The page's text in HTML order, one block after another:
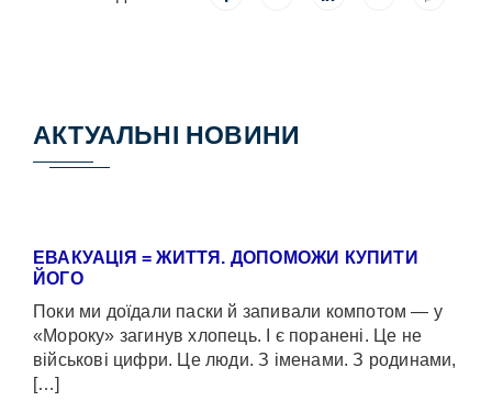
АКТУАЛЬНІ НОВИНИ
ЕВАКУАЦІЯ = ЖИТТЯ. ДОПОМОЖИ КУПИТИ
ЙОГО
Поки ми доїдали паски й запивали компотом — у
«Мороку» загинув хлопець. І є поранені. Це не
військові цифри. Це люди. З іменами. З родинами,
[…]